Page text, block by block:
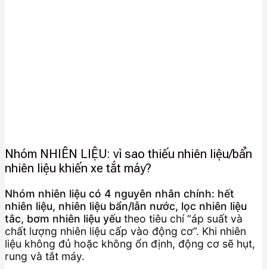
Nhóm NHIÊN LIỆU: vì sao thiếu nhiên liệu/bẩn
nhiên liệu khiến xe tắt máy?
Nhóm nhiên liệu có 4 nguyên nhân chính: hết
nhiên liệu, nhiên liệu bẩn/lẫn nước, lọc nhiên liệu
tắc, bơm nhiên liệu yếu theo tiêu chí “áp suất và
chất lượng nhiên liệu cấp vào động cơ”. Khi nhiên
liệu không đủ hoặc không ổn định, động cơ sẽ hụt,
rung và tắt máy.